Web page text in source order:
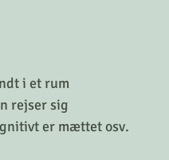
i et rum
rejser sig
er mættet osv.